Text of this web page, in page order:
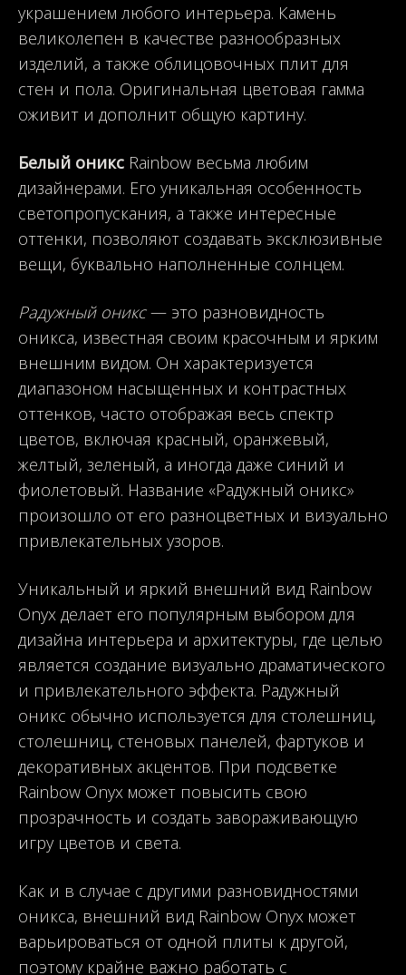
украшением любого интерьера. Камень
великолепен в качестве разнообразных
изделий, а также облицовочных плит для
стен и пола. Оригинальная цветовая гамма
оживит и дополнит общую картину.
Белый оникс Rainbow весьма любим
дизайнерами. Его уникальная особенность
светопропускания, а также интересные
оттенки, позволяют создавать эксклюзивные
вещи, буквально наполненные солнцем.
Радужный оникс— это разновидность
оникса, известная своим красочным и ярким
внешним видом. Он характеризуется
диапазоном насыщенных и контрастных
оттенков, часто отображая весь спектр
цветов, включая красный, оранжевый,
желтый, зеленый, а иногда даже синий и
фиолетовый. Название «Радужный оникс»
произошло от его разноцветных и визуально
привлекательных узоров.
Уникальный и яркий внешний вид Rainbow
Onyx делает его популярным выбором для
дизайна интерьера и архитектуры, где целью
является создание визуально драматического
и привлекательного эффекта. Радужный
оникс обычно используется для столешниц,
столешниц, стеновых панелей, фартуков и
декоративных акцентов. При подсветке
Rainbow Onyx может повысить свою
прозрачность и создать завораживающую
игру цветов и света.
Как и в случае с другими разновидностями
оникса, внешний вид Rainbow Onyx может
варьироваться от одной плиты к другой,
поэтому крайне важно работать с